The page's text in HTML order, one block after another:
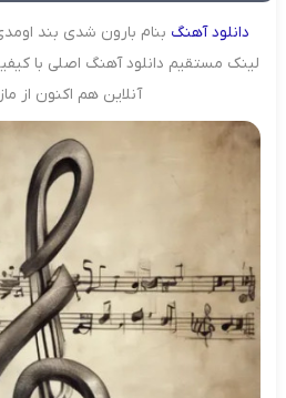
دانلودآهنگ بنام بارون شدی بند
لینک مستقیم دانلود آهنگ اصلی با
آنلاین هم اکنون از